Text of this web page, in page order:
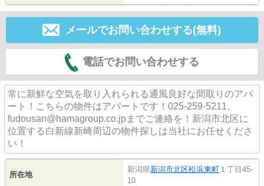
メールでお問い合わせする(無料)
電話でお問い合わせする
常に新鮮な空気を取り入れられる通風良好な間取りのアパ
ート！こちらの物件はアパートです！025-259-5211、
fudousan@hamagroup.co.jpまでご連絡を！新潟市北区に
位置する白新線新崎周辺の物件探しは当社にお任せくださ
い！
所在地
新潟県新潟市北区松浜東町 １丁目45-
10